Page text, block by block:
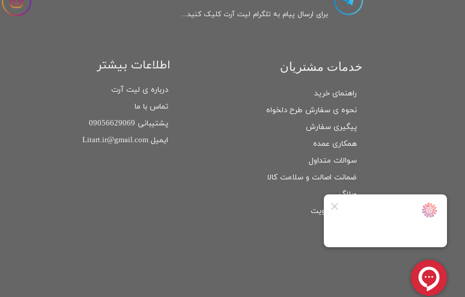
راهنمای خرید
نحوه ی سفارش طرح دلخواه
پیگیری سفارش
همکاری عمده
سوالات متداول
ضمانت اصالت و سلامت كالا
وبلاگ
خدمات مشتریان
برای ارسال پیام به تلگرام لیت آرت کلیک کنید...
اطلاعات بیشتر
درباره ی لیت آرت
تماس با ما
پشتیبانی 09056629069
ایمیل Litart.ir@gmail.com
عضویت